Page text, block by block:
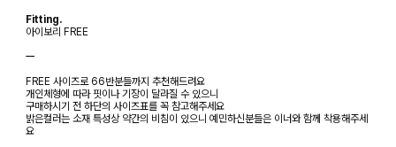
Fitting.
아이보리 FREE
ㅡ
FREE 사이즈로 66반분들까지 추천해드려요
개인체형에 따라 핏이나 기장이 달라질 수 있으니
구매하시기 전 하단의 사이즈표를 꼭 참고해주세요
밝은컬러는 소재 특성상 약간의 비침이 있으니 예민하신분들은 이너와 함께 착용해주세
요